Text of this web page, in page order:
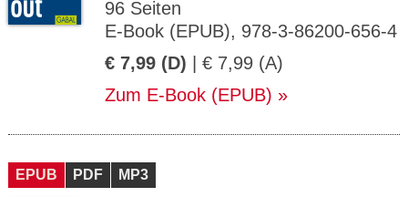
96 Seiten
E-Book (EPUB), 978-3-86200-656-4
€ 7,99 (D) | € 7,99 (A)
Zum E-Book (EPUB)
EPUB PDF MP3